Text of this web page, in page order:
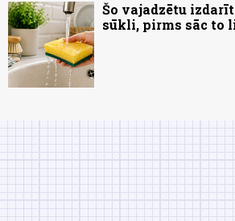
Šo vajadzētu
sūkli, pirms sāc to